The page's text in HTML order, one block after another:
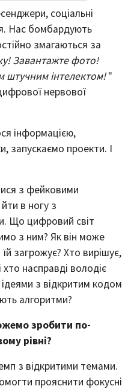
соціальні
Нас бомбардують
змагаються за
Завантажте фото!
інтелектом!"
нервової
інформацією,
запускаємо проекти. І
з фейковими
в ногу з
Що цифровий світ
з ним? Як він може
загрожує? Хто вирішує,
насправді володіє
з відкритим кодом
алгоритми?
зробити по-
рівні?
з відкритими темами.
прояснити фокусні